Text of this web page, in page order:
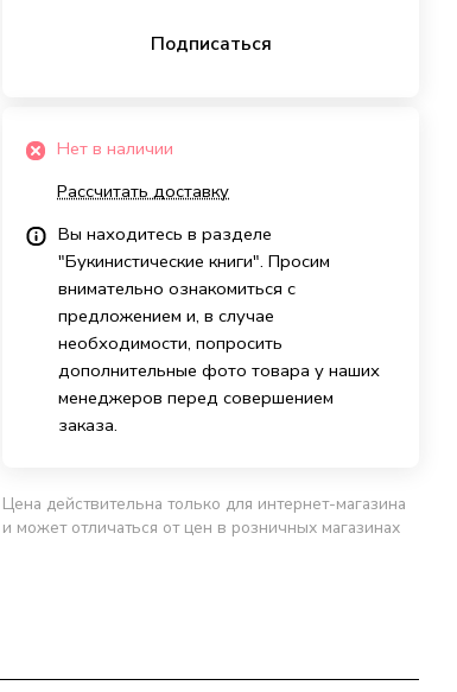
Подписаться
Нет в наличии
Рассчитать доставку
Вы находитесь в разделе
"Букинистические книги". Просим
внимательно ознакомиться с
предложением и, в случае
необходимости, попросить
дополнительные фото товара у наших
менеджеров перед совершением
заказа.
Цена действительна только для интернет-магазина
и может отличаться от цен в розничных магазинах